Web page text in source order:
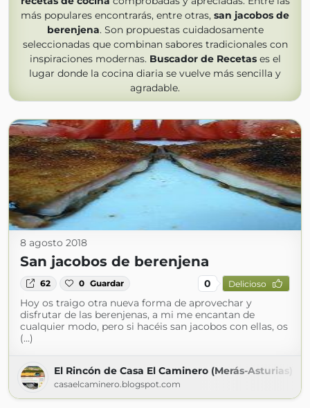
más populares encontrarás, entre otras, san jacobos de
berenjena. Son propuestas cuidadosamente
seleccionadas que combinan sabores tradicionales con
inspiraciones modernas. Buscador de Recetases el
lugar donde la cocina diaria se vuelve más sencilla y
agradable.
8 agosto 2018
San jacobos de berenjena
62 0 Guardar 0 Delicioso
Hoy os traigo otra nueva forma de aprovechar y
disfrutar de las berenjenas, a mi me encantan de
cualquier modo, pero si hacéis san jacobos con ellas, os
(...)
El Rincón de Casa El Caminero (Merás-Asturias)
casaelcaminero.blogspot.com